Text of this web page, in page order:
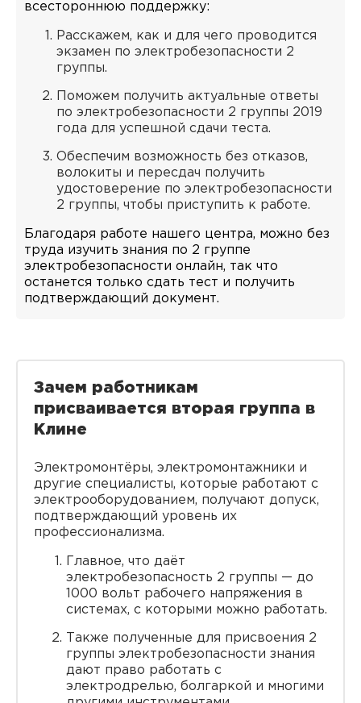
всестороннюю поддержку:
Расскажем, как и для чего проводится
экзамен по электробезопасности 2
группы.
Поможем получить актуальные ответы
по электробезопасности 2 группы 2019
года для успешной сдачи теста.
Обеспечим возможность без отказов,
волокиты и пересдач получить
удостоверение по электробезопасности
2 группы, чтобы приступить к работе.
Благодаря работе нашего центра, можно без
труда изучить знания по 2 группе
электробезопасности онлайн, так что
останется только сдать тест и получить
подтверждающий документ.
Зачем работникам
присваивается вторая группа в
Клине
Электромонтёры, электромонтажники и
другие специалисты, которые работают с
электрооборудованием, получают допуск,
подтверждающий уровень их
профессионализма.
Главное, что даёт
электробезопасность 2 группы — до
1000 вольт рабочего напряжения в
системах, с которыми можно работать.
Также полученные для присвоения 2
группы электробезопасности знания
дают право работать с
электродрелью, болгаркой и многими